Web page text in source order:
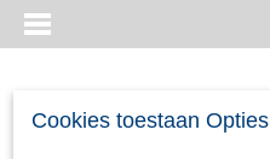
Cookies toestaan Opties